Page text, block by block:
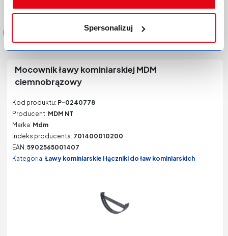
Spersonalizuj
Mocownik ławy kominiarskiej MDM
ciemnobrązowy
Kod produktu: P-0240778
Producent: MDM NT
Marka: Mdm
Indeks producenta: 701400010200
EAN: 5902565001407
Kategoria: Ławy kominiarskie i łączniki do ław kominiarskich